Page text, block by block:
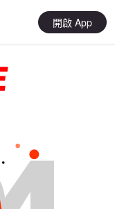
開啟 App